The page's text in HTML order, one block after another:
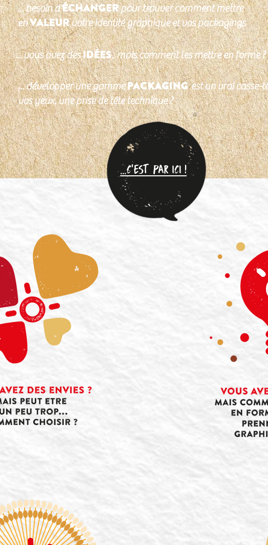
... besoin d'ÉCHANGERpour trouver comment mettre
enVALEURvotre identité graphique et vos packagings
... vous avez desIDÉES, mais comment les mettre en forme ?
... développer une gammepackagingest un vrai casse-
vos yeux, une prise de tête technique ?
...C'EST PAR ICI !